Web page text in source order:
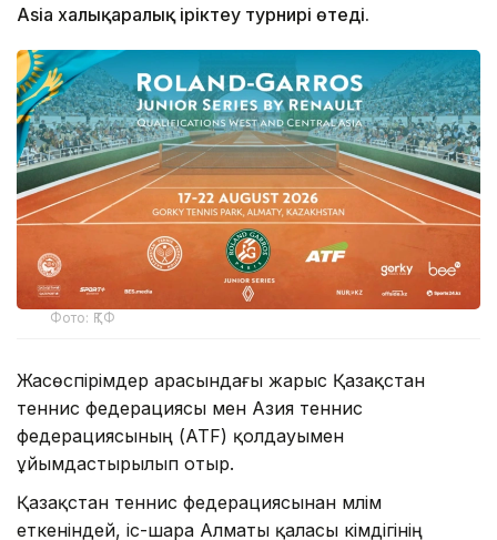
Asia халықаралық іріктеу турнирі өтеді.
Фото: ҚТФ
Жасөспірімдер арасындағы жарыс Қазақстан
теннис федерациясы мен Азия теннис
федерациясының (ATF) қолдауымен
ұйымдастырылып отыр.
Қазақстан теннис федерациясынан мәлім
еткеніндей, іс-шара Алматы қаласы әкімдігінің